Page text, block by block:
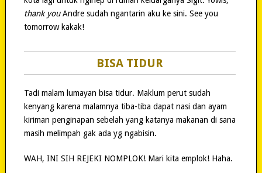
thank youAndre sudah ngantarin aku ke sini. See you
tomorrow kakak!
BISA TIDUR
Tadi malam lumayan bisa tidur. Maklum perut sudah
kenyang karena malamnya tiba-tiba dapat nasi dan ayam
kiriman penginapan sebelah yang katanya makanan di sana
masih melimpah gak ada yg ngabisin.
WAH, INI SIH REJEKI NOMPLOK! Mari kita emplok! Haha.